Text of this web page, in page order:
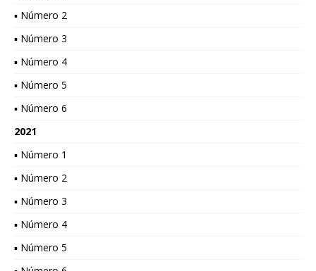
▪ Número 2
▪ Número 3
▪ Número 4
▪ Número 5
▪ Número 6
2021
▪ Número 1
▪ Número 2
▪ Número 3
▪ Número 4
▪ Número 5